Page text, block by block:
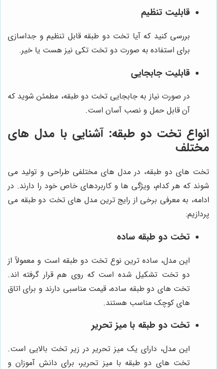
قابلیت تنظیم
بررسی کنید که آیا تخت دو طبقه قابل تنظیم و جداسازی
برای استفاده به صورت دو تخت تکی نیز هست یا خیر.
قابلیت جابجایی
در صورت نیاز به جابجایی تخت دو طبقه، مطمئن شوید که
آن قابل حمل و نصب آسان است.
انواع تخت دو طبقه: آشنایی با مدل های
مختلف
تخت های دو طبقه، در مدل های مختلفی طراحی و تولید می
شوند که هر کدام، ویژگی ها و کاربردهای خاص خود را دارند. در
ادامه، به معرفی برخی از رایج ترین مدل های تخت دو طبقه می
پردازیم:
تخت دو طبقه ساده
این مدل، ساده ترین نوع تخت دو طبقه است و معمولاً از
دو تخت تشکیل شده است که روی هم قرار گرفته اند.
تخت های دو طبقه ساده، قیمت مناسبی دارند و برای اتاق
های کوچک مناسب هستند.
تخت دو طبقه با میز تحریر
این مدل، دارای یک میز تحریر در زیر تخت بالایی است.
تخت های دو طبقه با میز تحریر، برای دانش آموزان و